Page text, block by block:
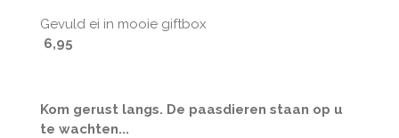
Gevuld ei in mooie giftbox
6,95
Kom gerust langs. De paasdieren staan op u
te wachten...